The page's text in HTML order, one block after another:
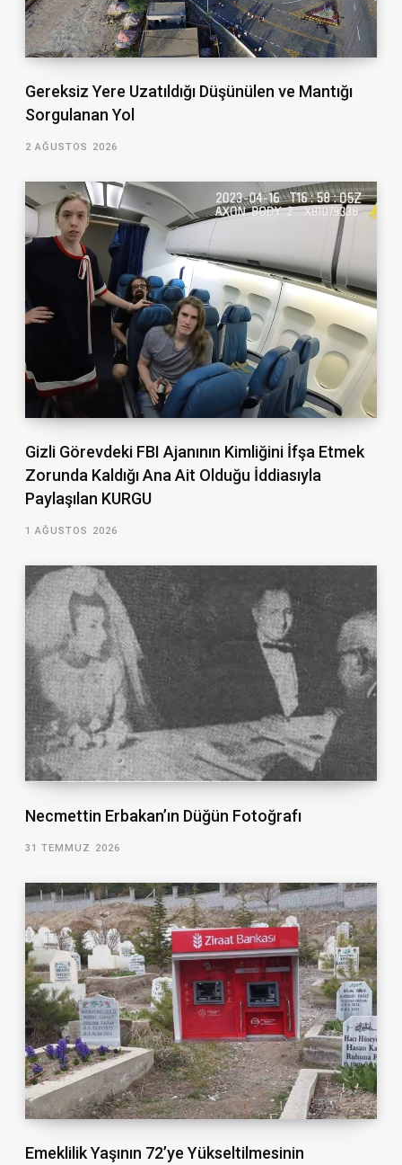
Gereksiz Yere Uzatıldığı Düşünülen ve Mantığı
Sorgulanan Yol
2 AĞUSTOS 2026
Gizli Görevdeki FBI Ajanının Kimliğini İfşa Etmek
Zorunda Kaldığı Ana Ait Olduğu İddiasıyla
Paylaşılan KURGU
1 AĞUSTOS 2026
Necmettin Erbakan’ın Düğün Fotoğrafı
31 TEMMUZ 2026
Emeklilik Yaşının 72’ye Yükseltilmesinin